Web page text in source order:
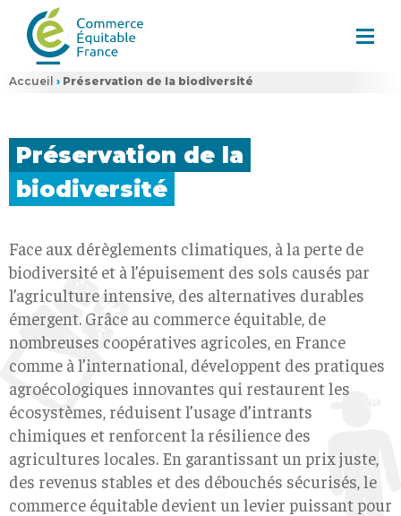
Accueil › Préservation de la biodiversité
Préservation de la
biodiversité
Face aux dérèglements climatiques, à la perte de
biodiversité et à l’épuisement des sols causés par
l’agriculture intensive, des alternatives durables
émergent. Grâce au commerce équitable, de
nombreuses coopératives agricoles, en France
comme à l’international, développent des pratiques
agroécologiques innovantes qui restaurent les
écosystèmes, réduisent l’usage d’intrants
chimiques et renforcent la résilience des
agricultures locales. En garantissant un prix juste,
des revenus stables et des débouchés sécurisés, le
commerce équitable devient un levier puissant pour